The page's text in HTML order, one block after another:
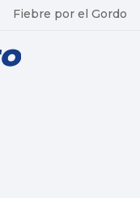
Fiebre por el Gordo